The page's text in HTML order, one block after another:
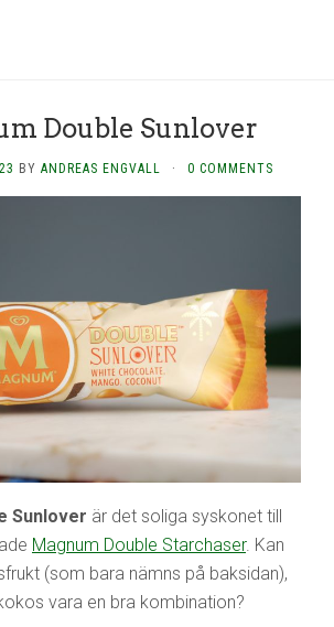
Double Sunlover
BY ANDREAS ENGVALL · 0 COMMENTS
Sunlover är det soliga syskonet till
Magnum Double Starchaser. Kan
(som bara nämns på baksidan),
vara en bra kombination?